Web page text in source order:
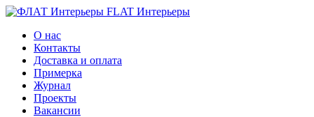
FLAT Интерьеры
О нас
Контакты
Доставка и оплата
Примерка
Журнал
Проекты
Вакансии